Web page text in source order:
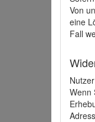
Von
eine
Fall
Wenn